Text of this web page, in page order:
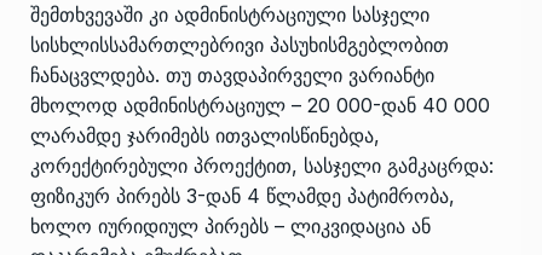
შემთხვევაში კი ადმინისტრაციული სასჯელი
სისხლისსამართლებრივი პასუხისმგებლობით
ჩანაცვლდება. თუ თავდაპირველი ვარიანტი
მხოლოდ ადმინისტრაციულ – 20 000-დან 40 000
ლარამდე ჯარიმებს ითვალისწინებდა,
კორექტირებული პროექტით, სასჯელი გამკაცრდა:
ფიზიკურ პირებს 3-დან 4 წლამდე პატიმრობა,
ხოლო იურიდიულ პირებს – ლიკვიდაცია ან